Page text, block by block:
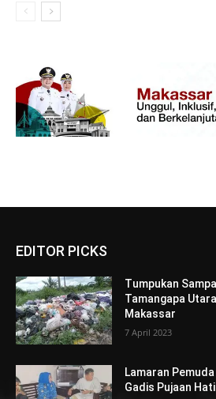
EDITOR PICKS
Tumpukan
Tamangapa
Makassar
7 April 2023
Lamaran
Gadis Pujaan